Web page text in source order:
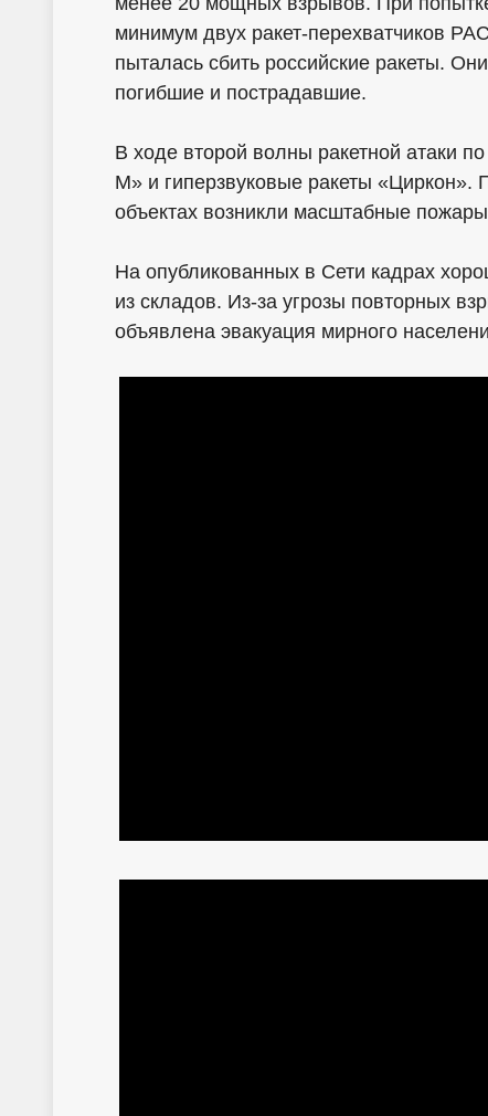
минимум двух ракет-перехватчиков
пыталась сбить российские ракеты.
погибшие и пострадавшие.
В ходе второй волны ракетной атаки
М» и гиперзвуковые ракеты «Циркон».
объектах возникли масштабные
На опубликованных в Сети кадрах
из складов. Из-за угрозы повторных
объявлена эвакуация мирного